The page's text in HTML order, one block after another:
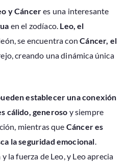
y Cánceres una interesante
en el zodíaco. Leo, el
se encuentra conCáncer, el
creando una dinámica única
establecer una conexión
cálido, generoso y siempre
mientras que Cáncer es
la seguridad emocional.
la fuerza de Leo, y Leo aprecia